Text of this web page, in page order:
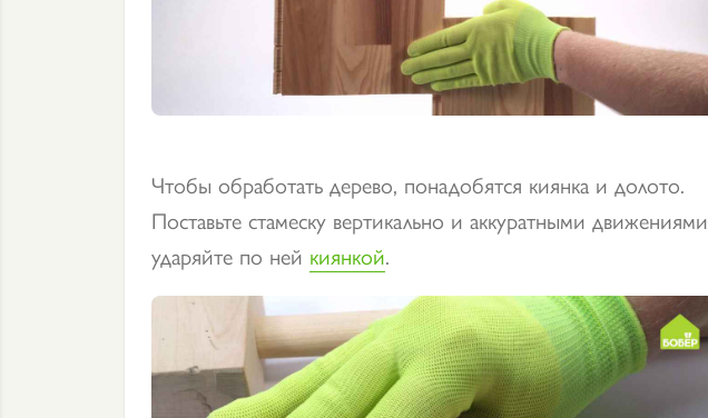
Чтобы обработать дерево, понадобятся киянка и долото.
Поставьте стамеску вертикально и аккуратными движениями
ударяйте по ней киянкой.